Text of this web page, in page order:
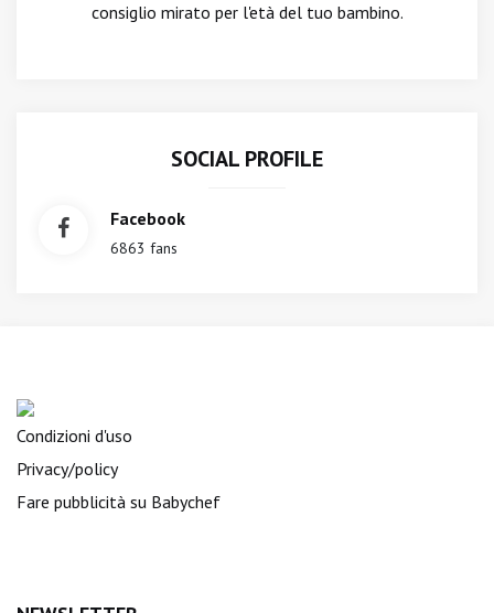
consiglio mirato per l'età del tuo bambino.
SOCIAL PROFILE
Facebook
6863 fans
Condizioni d'uso
Privacy/policy
Fare pubblicità su Babychef